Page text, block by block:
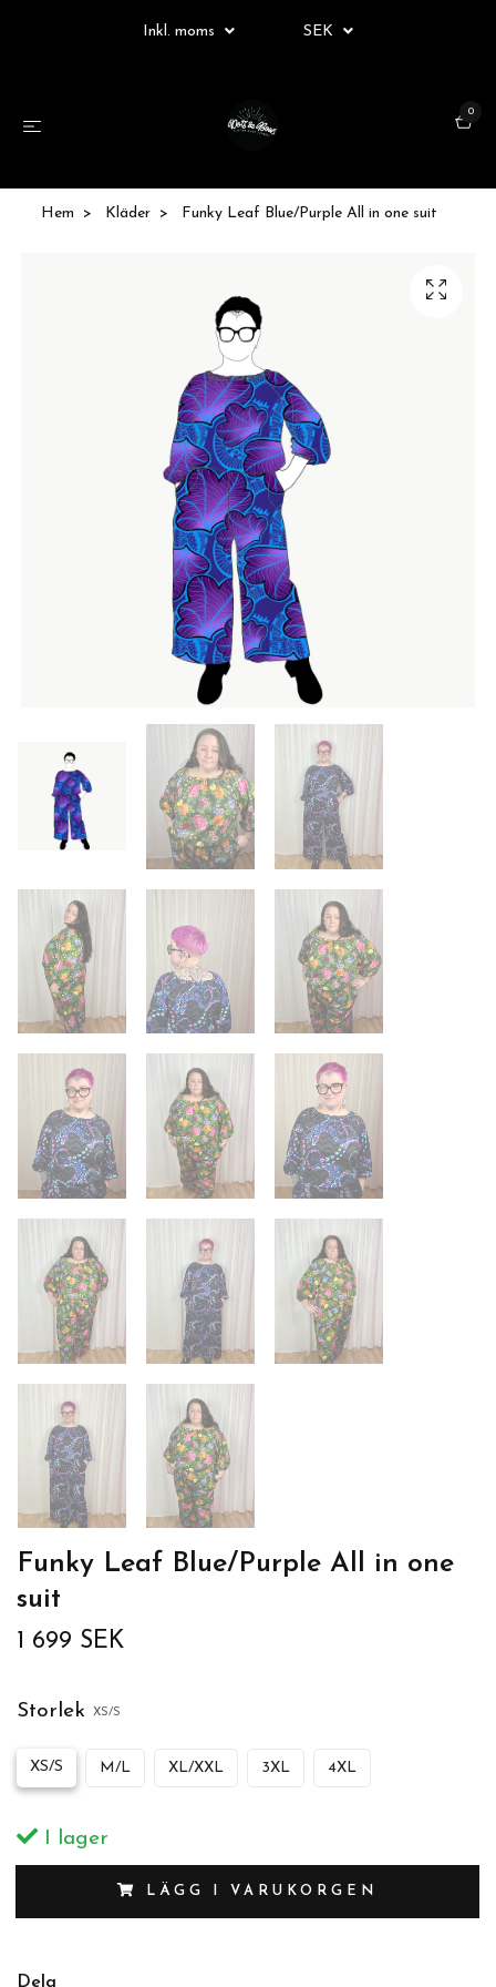
Inkl. moms SEK
0
Hem Kläder Funky Leaf Blue/Purple All in one suit
Funky Leaf Blue/Purple All in one
suit
1 699 SEK
Storlek XS/S
XS/S M/L XL/XXL 3XL 4XL
I lager
LÄGG I VARUKORGEN
Dela